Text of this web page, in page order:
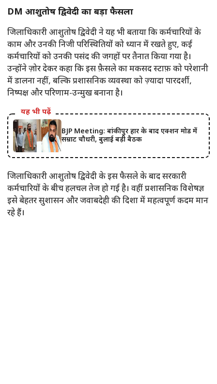
DM आशुतोष द्विवेदी का बड़ा फैसला
जिलाधिकारी आशुतोष द्विवेदी ने यह भी बताया कि कर्मचारियों के
काम और उनकी निजी परिस्थितियों को ध्यान में रखते हुए, कई
कर्मचारियों को उनकी पसंद की जगहों पर तैनात किया गया है।
उन्होंने ज़ोर देकर कहा कि इस फ़ैसले का मकसद स्टाफ़ को परेशानी
में डालना नहीं, बल्कि प्रशासनिक व्यवस्था को ज़्यादा पारदर्शी,
निष्पक्ष और परिणाम-उन्मुख बनाना है।
यह भी पढ़ें
BJP Meeting: बांकीपुर हार के बाद एक्शन मोड में
सम्राट चौधरी, बुलाई बड़ी बैठक
जिलाधिकारी आशुतोष द्विवेदी के इस फैसले के बाद सरकारी
कर्मचारियों के बीच हलचल तेज हो गई है। वहीं प्रशासनिक विशेषज्ञ
इसे बेहतर सुशासन और जवाबदेही की दिशा में महत्वपूर्ण कदम मान
रहे हैं।